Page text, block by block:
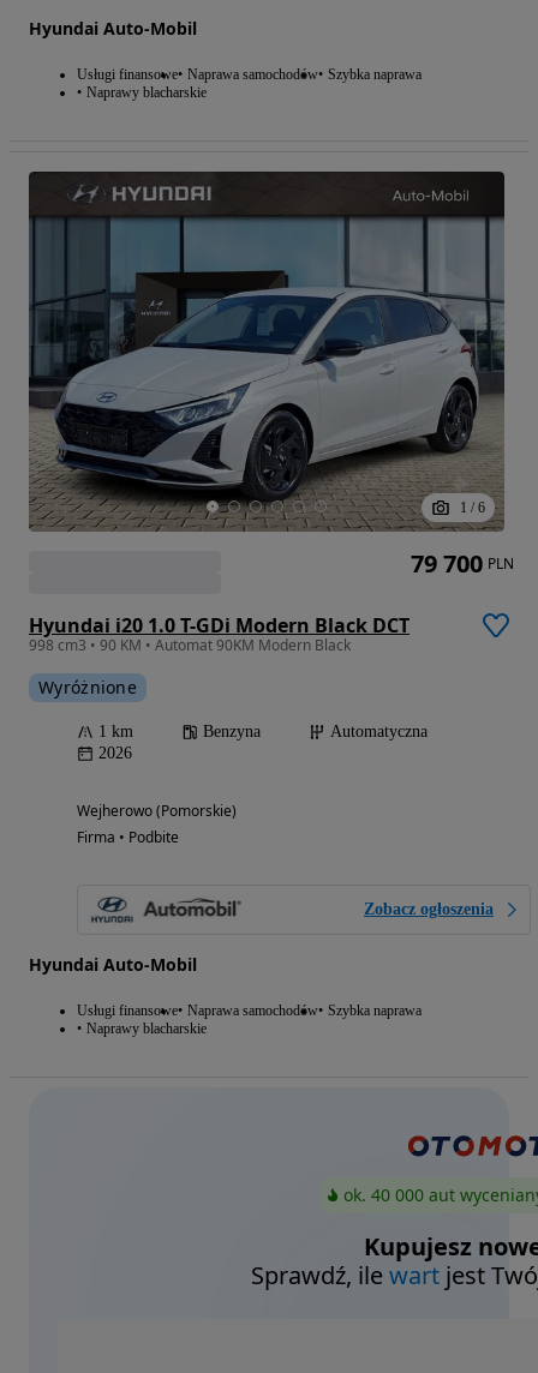
Hyundai Auto-Mobil
Usługi finansowe Naprawa samochodów Szybka naprawa
Naprawy blacharskie
1 / 6
Hyundai i20 1.0 T-GDi Modern Black DCT
998 cm3 • 90 KM • Automat 90KM Modern Black
Wyróżnione
1 km Benzyna
Automatyczna
2026
Wejherowo (Pomorskie)
Firma • Podbite
Zobacz ogłoszenia
Hyundai Auto-Mobil
Usługi finansowe Naprawa samochodów Szybka naprawa
Naprawy blacharskie
79 700 PLN
ok. 40 000 aut
Kupujesz
Sprawdź, ilewart jest